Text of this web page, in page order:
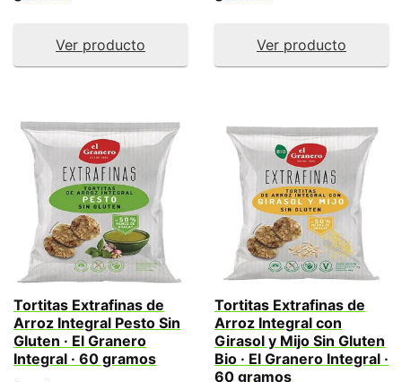
Ver producto Ver producto
Tortitas Extrafinas de
Arroz Integral Pesto Sin
Gluten · El Granero
Integral · 60 gramos
Tortitas Extrafinas de
Arroz Integral con
Girasol y Mijo Sin Gluten
Bio · El Granero Integral ·
60 gramos